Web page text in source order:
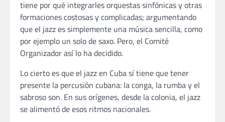
tiene por qué integrarles orquestas sinfónicas y otras
formaciones costosas y complicadas; argumentando
que el jazz es simplemente una música sencilla, como
por ejemplo un solo de saxo. Pero, el Comité
Organizador así lo ha decidido.
Lo cierto es que el jazz en Cuba sí tiene que tener
presente la percusión cubana: la conga, la rumba y el
sabroso son. En sus orígenes, desde la colonia, el jazz
se alimentó de esos ritmos nacionales.